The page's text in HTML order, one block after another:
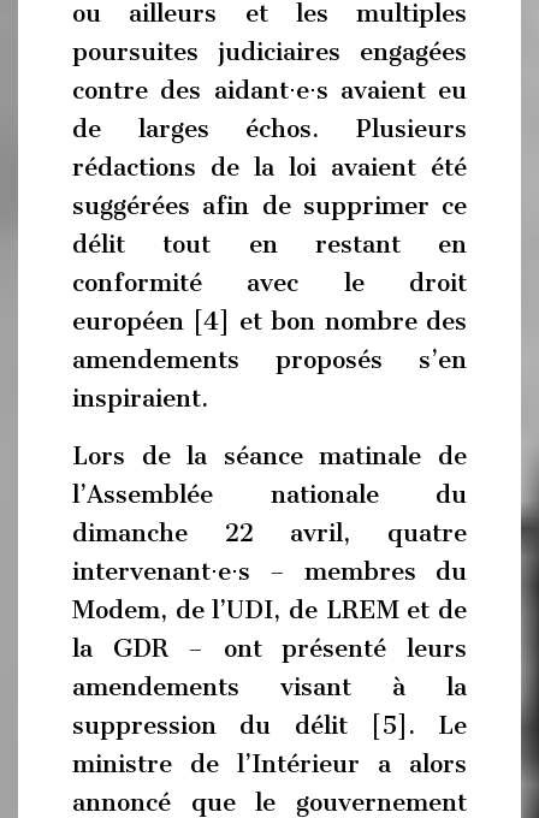
ou ailleurs et les multiples
poursuites judiciaires engagées
contre des aidant⋅e⋅s avaient eu
de larges échos. Plusieurs
rédactions de la loi avaient été
suggérées afin de supprimer ce
délit tout en restant en
conformité avec le droit
européen [4] et bon nombre des
amendements proposés s’en
inspiraient.
Lors de la séance matinale de
l’Assemblée nationale du
dimanche 22 avril, quatre
intervenant⋅e⋅s – membres du
Modem, de l’UDI, de LREM et de
la GDR – ont présenté leurs
amendements visant à la
suppression du délit [5]. Le
ministre de l’Intérieur a alors
annoncé que le gouvernement